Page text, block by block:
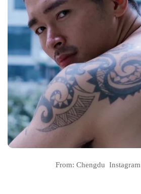
From: Chengdu